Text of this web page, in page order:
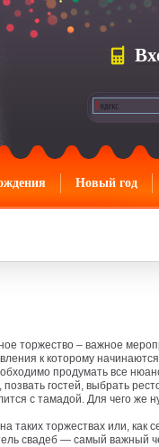
Новый год
торжество – важное
к которому
продумать все
гостей, выбрать
с тамадой. Для чего же
таких торжествах или, как
свадеб — самый важный